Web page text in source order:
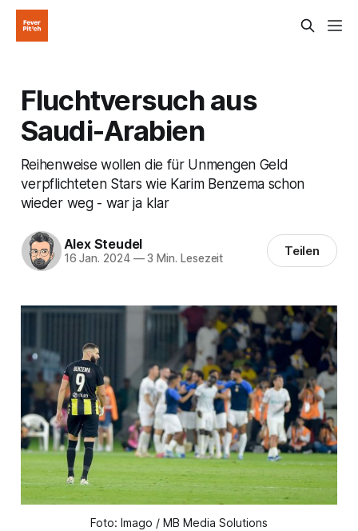
Fluchtversuch aus
Saudi-Arabien
Reihenweise wollen die für Unmengen Geld
verpflichteten Stars wie Karim Benzema schon
wieder weg - war ja klar
Alex Steudel
16 Jan. 2024 —3 Min. Lesezeit Teilen
Foto: Imago / MB Media Solutions